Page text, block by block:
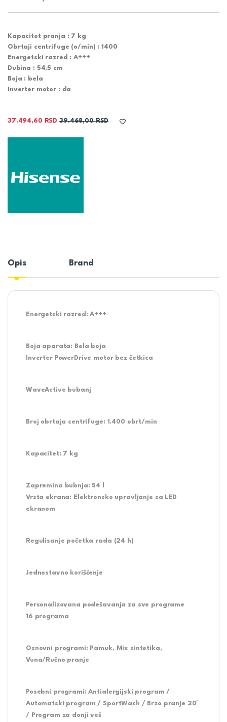
Kapacitet pranja : 7 kg
Obrtaji centrifuge (o/min) : 1400
Energetski razred :A+++
Dubina : 54,5 cm
Boja :
bela
Inverter motor : da
37.494,60 RSD 39.468,00RSD
Opis Brand
Energetski razred:A+++
Boja aparata:
Bela boja
Inverter PowerDrive motor bez četkica
WaveActive bubanj
Broj obrtaja centrifuge: 1.400 obrt/min
Kapacitet: 7 kg
Zapremina bubnja:54 l
Vrsta ekrana:
Elektronsko upravljanje sa LED
ekranom
Regulisanje početka rada (24 h)
Jednostavno korišćenje
Personalizovana podešavanja za sve programe
16 programa
Osnovni programi: Pamuk, Mix sintetika,
Vuna/Ručno pranje
Posebni programi:Antialergijski program /
Automatski program / SportWash / Brzo pranje 20′
/ Program za donji veš